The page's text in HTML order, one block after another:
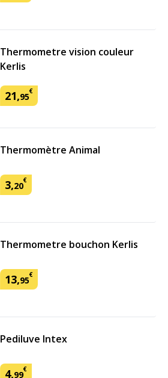
Thermometre vision couleur
Kerlis
21,95€
Thermomètre Animal
3,20€
Thermometre bouchon Kerlis
13,95€
Pediluve Intex
4,99€